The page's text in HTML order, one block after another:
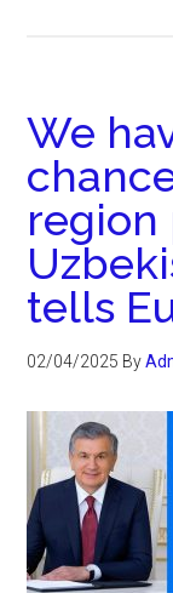
We
region
tells
02/04/2025 By